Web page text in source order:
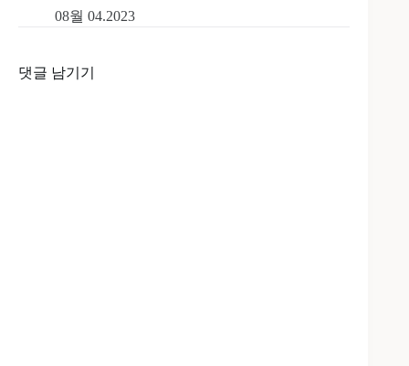
08월 04.2023
댓글 남기기